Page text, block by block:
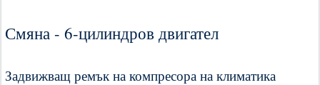
Смяна - 6-цилиндров двигател
Задвижващ ремък на компресора на климатика